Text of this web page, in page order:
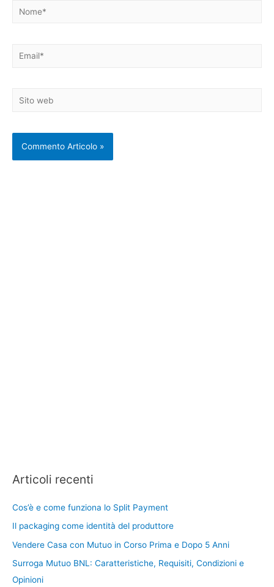
Nome*
Email*
Sito
Articoli recenti
Cos’è e come funziona lo Split Payment
Il packaging come identità del produttore
Vendere Casa con Mutuo in Corso Prima e Dopo 5 Anni
Surroga Mutuo BNL: Caratteristiche, Requisiti, Condizioni e
Opinioni